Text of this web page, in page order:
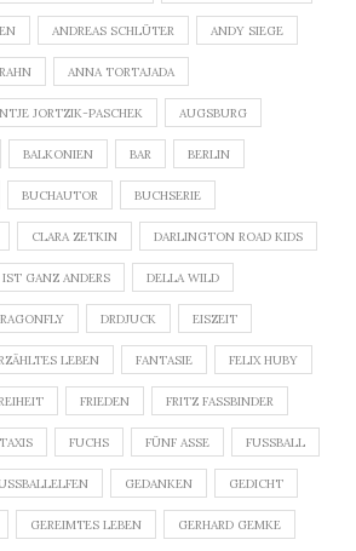
ANDREAS SCHLÜTER ANDY SIEGE
ANNA TORTAJADA
JORTZIK-PASCHEK AUGSBURG
BALKONIEN BAR BERLIN
BUCHAUTOR BUCHSERIE
CLARA ZETKIN DARLINGTON ROAD KIDS
GANZ ANDERS DELLA WILD
DRDJUCK EISZEIT
LEBEN FANTASIE FELIX HUBY
FRIEDEN FRITZ FASSBINDER
FUCHS FÜNF ASSE FUSSBALL
GEDANKEN GEDICHT
GEREIMTES LEBEN GERHARD GEMKE